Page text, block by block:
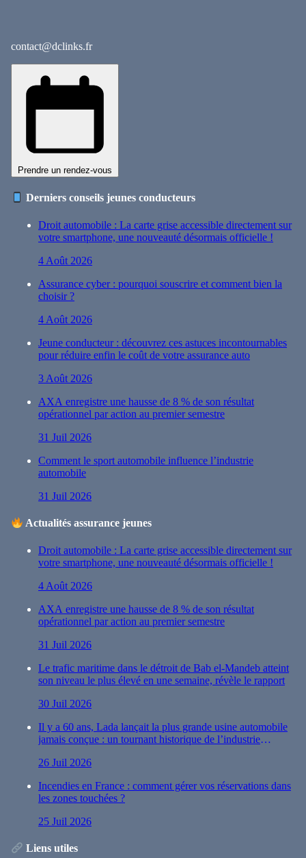
contact@dclinks.fr
Prendre un rendez-vous
Derniers conseils jeunes conducteurs
Droit automobile : La carte grise accessible directement sur
votre smartphone, une nouveauté désormais officielle !
4 Août 2026
Assurance cyber : pourquoi souscrire et comment bien la
choisir ?
4 Août 2026
Jeune conducteur : découvrez ces astuces incontournables
pour réduire enfin le coût de votre assurance auto
3 Août 2026
AXA enregistre une hausse de 8 % de son résultat
opérationnel par action au premier semestre
31 Juil 2026
Comment le sport automobile influence l’industrie
automobile
31 Juil 2026
Actualités assurance jeunes
Droit automobile : La carte grise accessible directement sur
votre smartphone, une nouveauté désormais officielle !
4 Août 2026
AXA enregistre une hausse de 8 % de son résultat
opérationnel par action au premier semestre
31 Juil 2026
Le trafic maritime dans le détroit de Bab el-Mandeb atteint
son niveau le plus élevé en une semaine, révèle le rapport
30 Juil 2026
Il y a 60 ans, Lada lançait la plus grande usine automobile
jamais conçue : un tournant historique de l’industrie
26 Juil 2026
Incendies en France : comment gérer vos réservations dans
les zones touchées ?
25 Juil 2026
Liens utiles